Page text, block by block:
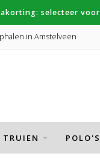
selecteer
in Amstelveen
TRUIEN POLO'S